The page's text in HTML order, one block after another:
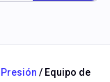
/ Equipo de